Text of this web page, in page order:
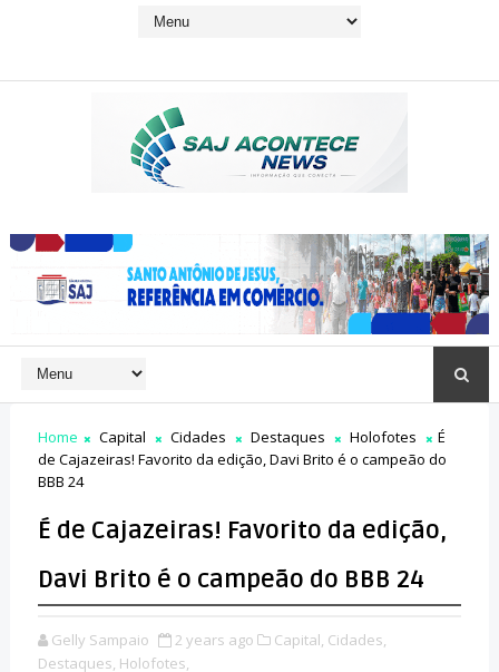
Home Capital Cidades Destaques Holofotes
É
de Cajazeiras! Favorito da edição, Davi Brito é o campeão do
BBB 24
É de Cajazeiras! Favorito da edição,
Davi Brito é o campeão do BBB 24
Gelly Sampaio 2 years ago Capital, Cidades,
Destaques, Holofotes,